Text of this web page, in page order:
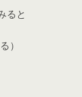
ると
）